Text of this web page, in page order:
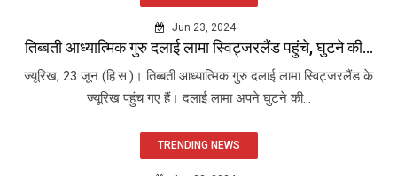
Jun 23, 2024
तिब्बती आध्यात्मिक गुरु दलाई लामा स्विट्जरलैंड पहुंचे, घुटने की...
ज्यूरिख, 23 जून (हि.स.)। तिब्बती आध्यात्मिक गुरु दलाई लामा स्विट्जरलैंड के
ज्यूरिख पहुंच गए हैं। दलाई लामा अपने घुटने की...
TRENDING NEWS